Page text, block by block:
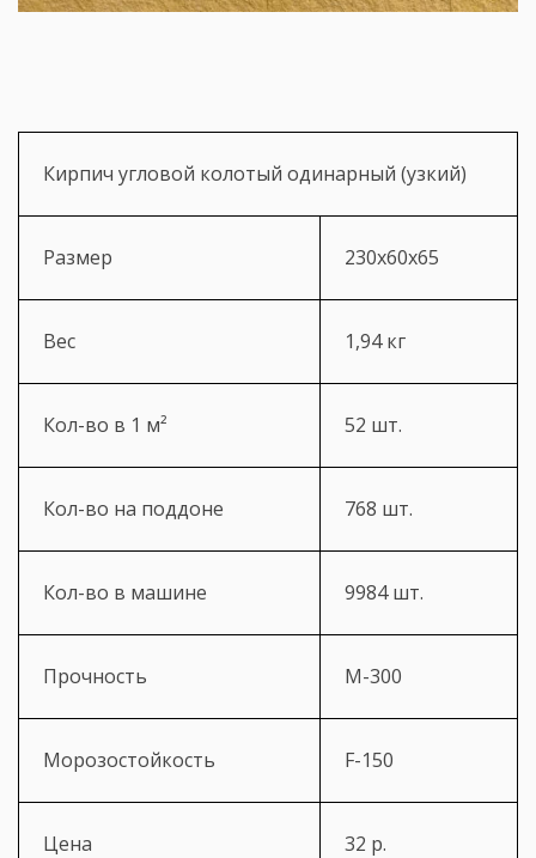
Кирпич угловой колотый одинарный (узкий)
Размер 230х60х65
Вес 1,94 кг
Кол-во в 1 м² 52 шт.
Кол-во на поддоне 768 шт.
Кол-во в машине 9984 шт.
Прочность М-300
Морозостойкость F-150
Цена 32 р.